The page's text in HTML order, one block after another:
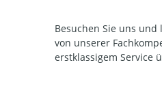
Besuchen Sie uns und
von unserer
erstklassigem Service